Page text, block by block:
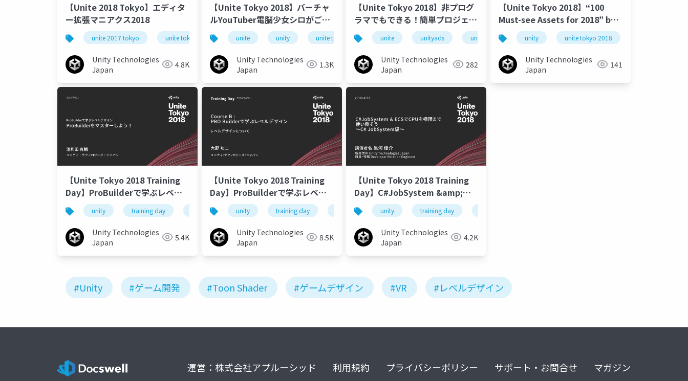
【Unite 2018 Tokyo】エディタ
ー拡張マニアクス2018
unite 2017 tokyo unite tokyo 2018 unitetokyo
Unity Technologies
Japan
4.8K
【Unite Tokyo 2018】バーチャ
ルYouTuber電脳少女シロがご紹
介する「2018年の注目アセット
100連発」
unite unity unite tokyo 2018
Unity Technologies
Japan
1.3K
【Unite Tokyo 2018】非プログ
ラマでもできる！簡単プロジェク
ト管理＆マネタイゼーション術！
unite unityads unite tokyo 2018 unitetokyo unityservices
Unity Technologies
Japan
282
【Unite Tokyo 2018】“100
Must-see Assets for 2018” by
Virtual YouTuber, Cyber Girl
“Siro”
unity unite tokyo 2018
Unity Technologies
Japan
141
【Unite Tokyo 2018 Training
Day】ProBuilderで学ぶレベル
デザイン ProBuilderをマスター
しよう！
unity training day unite tokyo 2018
Unity Technologies
Japan
5.4K
【Unite Tokyo 2018 Training
Day】ProBuilderで学ぶレベル
デザイン レベルデザインについ
て
unity training day unite tokyo 2018
Unity Technologies
Japan
8.5K
【Unite Tokyo 2018 Training
Day】C#JobSystem &amp;
ECSでCPUを極限まで使い倒そう
~C# JobSystem 編~
unity training day
Unity Technologies
Japan
4.2K
#Unity #ゲーム開発 #Toon Shader #ゲームデザイン #VR #レベルデザイン
運営：株式会社アプルーシッド 利用規約 プライバシーポリシー サポート・お問合せ マガジン